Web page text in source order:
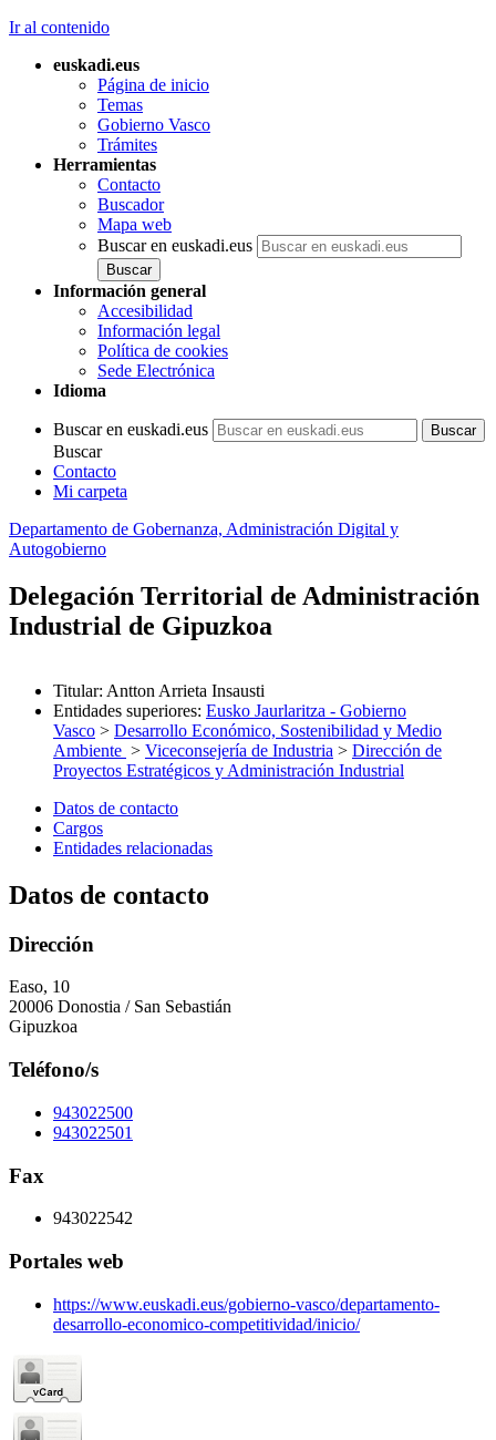
Ir al contenido
euskadi.eus
Página de inicio
Temas
Gobierno Vasco
Trámites
Herramientas
Contacto
Buscador
Mapa web
Buscar en euskadi.eus
Información general
Accesibilidad
Información legal
Política de cookies
Sede Electrónica
Idioma
Buscar en euskadi.eus
Buscar
Contacto
Mi carpeta
Departamento de Gobernanza, Administración Digital y
Autogobierno
Delegación Territorial de Administración
Industrial de Gipuzkoa
Titular: Antton Arrieta Insausti
Entidades superiores: Eusko Jaurlaritza - Gobierno
Vasco > Desarrollo Económico, Sostenibilidad y Medio
Ambiente > Viceconsejería de Industria > Dirección de
Proyectos Estratégicos y Administración Industrial
Datos de contacto
Cargos
Entidades relacionadas
Datos de contacto
Dirección
Easo, 10
20006 Donostia / San Sebastián
Gipuzkoa
Teléfono/s
943022500
943022501
Fax
943022542
Portales web
https://www.euskadi.eus/gobierno-vasco/departamento-
desarrollo-economico-competitividad/inicio/